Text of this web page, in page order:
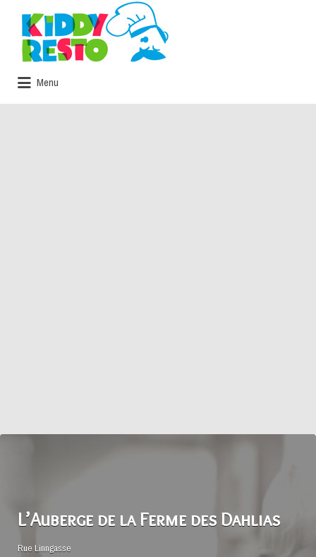
Rechercher:
Menu
L’Auberge de la Ferme des Dahlias
Rue Linngasse